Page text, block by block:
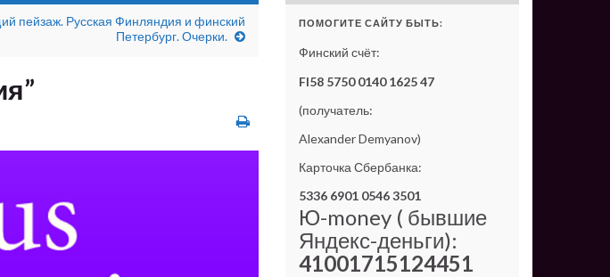
пейзаж. Русская Финляндия и финский
Петербург. Очерки.
ПОМОГИТЕ САЙТУ БЫТЬ:
Финский счёт:
FI58 5750 0140 1625 47
(получатель:
Alexander Demyanov)
Карточка Сбербанка:
5336 6901 0546 3501
Ю-money ( бывшие
Яндекс-деньги):
41001715124451